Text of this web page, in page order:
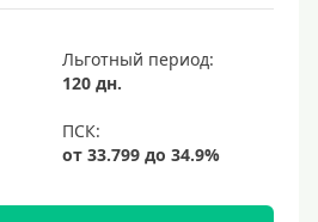
Льготный период:
120 дн.